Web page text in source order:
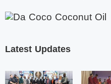
Latest Updates